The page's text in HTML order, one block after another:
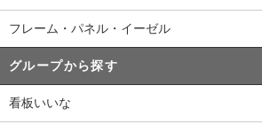
フレーム・パネル・イーゼル
グループから探す
看板いいな